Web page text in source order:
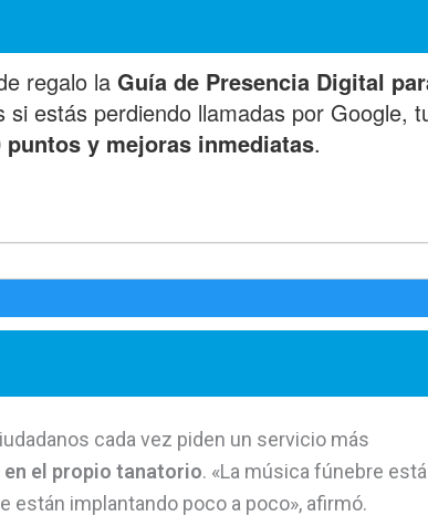
cada vez piden un servicio más
el propio tanatorio. «La música fúnebre está
están implantando poco a poco», afirmó.